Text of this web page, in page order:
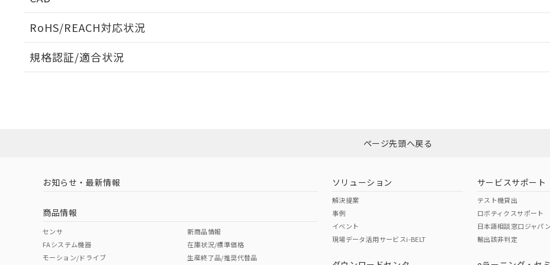
l: 35mm以上、φd: 90mm以上、D: 35mm以上、m: 60mm以上、n: 80mm以上
検出領域
RoHS/REACH対応状況
EU RoHS 注意事項・凡例
ダウンロードはこちら
中国 RoHS 注意事項・凡例
中国 RoHS表
Pb Hg Cr(VI)
規格認証/適合状況
（イギリス
（ノルウェー
（日本
（アメリカ
ページ先頭へ戻る
お知らせ・最新情報
商品情報
センサ
FAシステム機器
モーション/ドライブ
新商品情報
在庫状況/標準価格
生産終了品/推奨代替品
ソリューション
解決提案
事例
イベント
現場データ活用サービスi-BELT
サービスサポート
テスト機貸出
ロボティクスサポート
日本語相談窓口ジャパ
輸出該非判定